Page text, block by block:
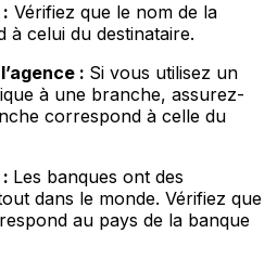
Vérifiez que le nom de la
à celui du destinataire.
: Si vous utilisez un
à une branche, assurez-
correspond à celle du
Les banques ont des
dans le monde. Vérifiez que
au pays de la banque